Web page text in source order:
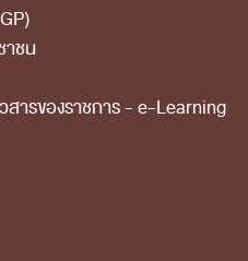
น
าชน
ารของราชการ - e-Learning